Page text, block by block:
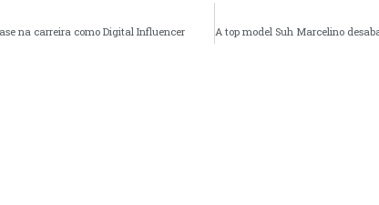
na carreira como Digital Influencer